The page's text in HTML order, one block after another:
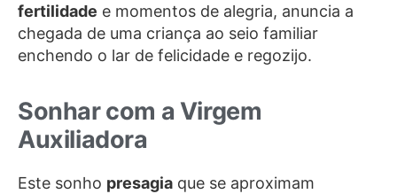
fertilidade e momentos de alegria, anuncia a
chegada de uma criança ao seio familiar
enchendo o lar de felicidade e regozijo.
Sonhar com a Virgem
Auxiliadora
Este sonho presagia que se aproximam